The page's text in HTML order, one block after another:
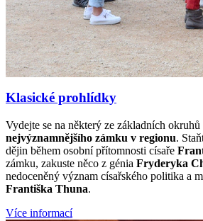
Klasické prohlídky
Vydejte se na některý ze základních
nejvýznamnějšího zámku v regionu.
dějin během osobní přítomnosti císaře
zámku, zakuste něco z génia Fryderyka
nedoceněný význam císařského politika a
Františka Thuna.
Více informací